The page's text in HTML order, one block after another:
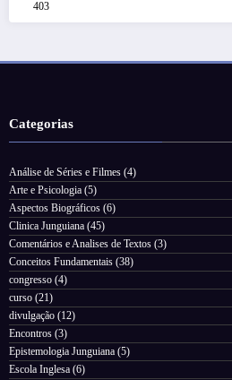
403
Categorias
Análise de Séries e Filmes (4)
Arte e Psicologia (5)
Aspectos Biográficos (6)
Clinica Junguiana (45)
Comentários e Analises de Textos (3)
Conceitos Fundamentais (38)
congresso (4)
curso (21)
divulgação (12)
Encontros (3)
Epistemologia Junguiana (5)
Escola Inglesa (6)